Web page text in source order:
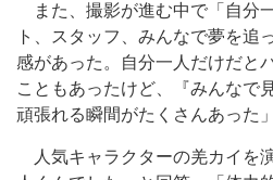
また、撮影が進む中で「自分
ト、スタッフ、みんなで夢を追
感があった。自分一人だけだと
こともあったけど、『みんなで
頑張れる瞬間がたくさんあった
人気キャラクターの羌カイを